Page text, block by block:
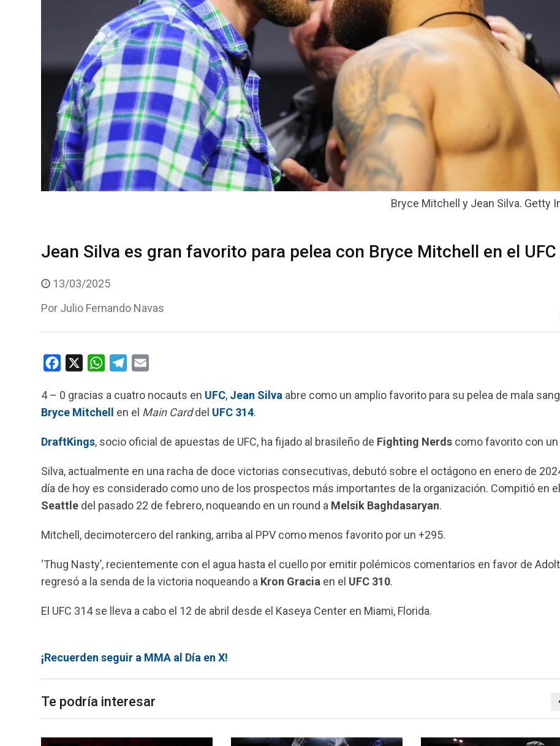
Bryce Mitchell y Jean Silva. Getty
Jean Silva es gran favorito para pelea con Bryce Mitchell en el
13/03/2025
Por Julio Fernando Navas
c
e
o
k
W
a
t
A
l
e
r
m
a
i
4 – 0 gracias a cuatro nocauts en UFC, Jean Silva abre como un amplio favorito para su pelea de mala
Bryce Mitchell en el Main Carddel UFC 314.
DraftKings, socio oficial de apuestas de UFC, ha fijado al brasileño de Fighting Nerds como favorito con un
Silva, actualmente en una racha de doce victorias consecutivas, debutó sobre el octágono en enero de
día de hoy es considerado como uno de los prospectos más importantes de la organización. Compitió en el
Seattle del pasado 22 de febrero, noqueando en un round a Melsik Baghdasaryan.
Mitchell, decimotercero del ranking, arriba al PPV como menos favorito por un +295.
‘Thug Nasty’, recientemente con el agua hasta el cuello por emitir polémicos comentarios en favor de
regresó a la senda de la victoria noqueando a Kron Gracia en el UFC 310.
El UFC 314 se lleva a cabo el 12 de abril desde el Kaseya Center en Miami, Florida.
¡Recuerden seguir a MMA al Día en X!
Te podría interesar